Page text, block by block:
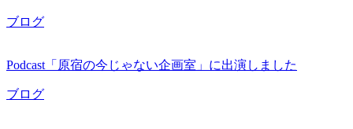
ブログ
Podcast「原宿の今じゃない企画室」に出演しました
ブログ